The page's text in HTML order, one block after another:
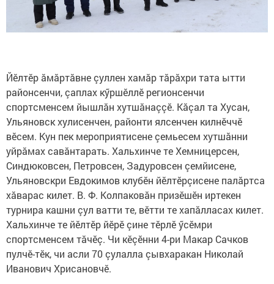
Йӗлтӗр ăмăртăвне çуллен хамăр тăрăхри тата ытти
районсенчи, çаплах кӳршӗллӗ регионсенчи
спортсменсем йышлăн хутшăнаççӗ. Кăçал та Хусан,
Ульяновск хулисенчен, районти ялсенчен килнӗччӗ
вӗсем. Кун пек мероприятисене çемьесем хутшăнни
уйрăмах савăнтарать. Хальхинче те Хемницерсен,
Синдюковсен, Петровсен, Задуровсен çемйисене,
Ульяновскри Евдокимов клубӗн йӗлтӗрçисене палăртса
хăварас килет. В. Ф. Колпаковăн призӗшӗн иртекен
турнира кашни çул ватти те, вӗтти те хапăлласах килет.
Хальхинче те йӗлтӗр йӗрӗ çине тӗрлӗ ӳсӗмри
спортсменсем тăчӗç. Чи кӗçӗнни 4-ри Макар Сачков
пулчӗ-тӗк, чи асли 70 çулалла çывхаракан Николай
Иванович Хрисановчӗ.